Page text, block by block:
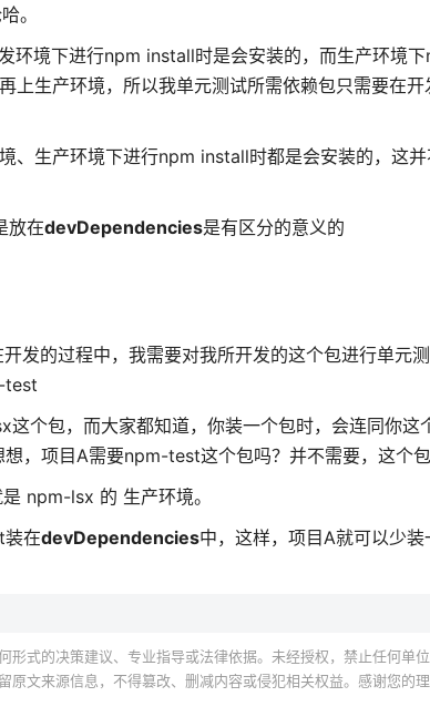
。
环境下进行npm install时是会安装的，而生产环境
上生产环境，所以我单元测试所需依赖包只需要在
、生产环境下进行npm install时都是会安装的，这
放在devDependencies是有区分的意义的
发的过程中，我需要对我所开发的这个包进行单元
test
个包，而大家都知道，你装一个包时，会连同你这
，项目A需要npm-test这个包吗？并不需要，这个包
npm-lsx 的 生产环境。
在devDependencies中，这样，项目A就可以少
形式的决策建议、专业指导或法律依据。未经授权，禁止任何单
文来源信息，不得篡改、删减内容或侵犯相关权益。感谢您的理